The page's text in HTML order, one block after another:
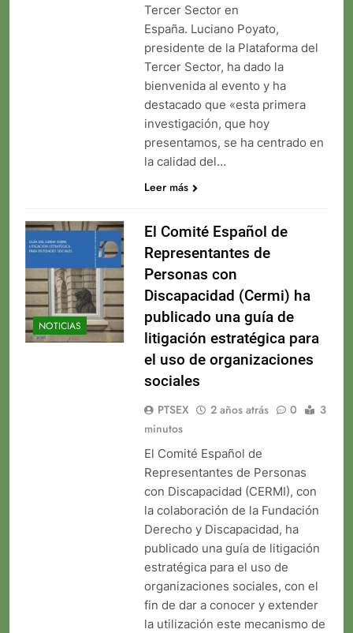
Tercer Sector en
España. Luciano Poyato,
presidente de la Plataforma del
Tercer Sector, ha dado la
bienvenida al evento y ha
destacado que «esta primera
investigación, que hoy
presentamos, se ha centrado en
la calidad del…
Leer más
NOTICIAS
El Comité Español de
Representantes de
Personas con
Discapacidad (Cermi) ha
publicado una guía de
litigación estratégica para
el uso de organizaciones
sociales
PTSEX 2 años atrás 0
3
minutos
El Comité Español de
Representantes de Personas
con Discapacidad (CERMI), con
la colaboración de la Fundación
Derecho y Discapacidad, ha
publicado una guía de litigación
estratégica para el uso de
organizaciones sociales, con el
fin de dar a conocer y extender
la utilización este mecanismo de